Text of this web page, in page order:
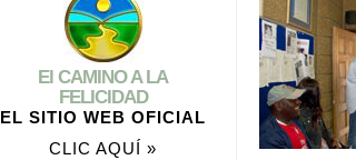
El CAMINO A LA
FELICIDAD
EL SITIO WEB OFICIAL
CLIC AQUÍ »